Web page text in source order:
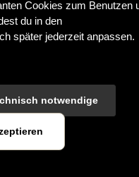
Cookies zum Benutzen
du in den
später jederzeit anpassen.
notwendige